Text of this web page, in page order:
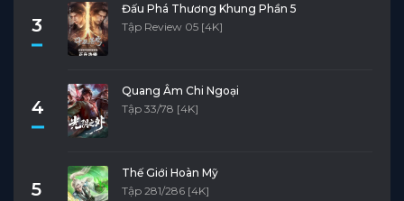
3
Đấu Phá Thương Khung Phần 5
Tập Review 05 [4K]
4
Quang Âm Chi Ngoại
Tập 33/78 [4K]
5
Thế Giới Hoàn Mỹ
Tập 281/286 [4K]